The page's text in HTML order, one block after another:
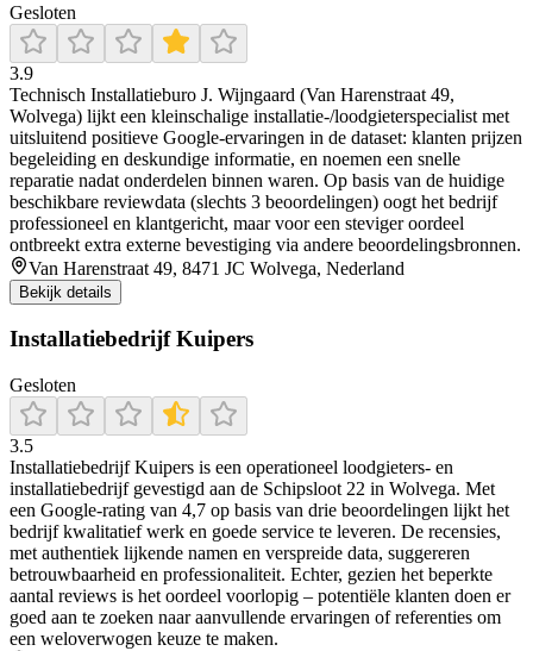
Gesloten
3.9
Technisch Installatieburo J. Wijngaard (Van Harenstraat 49,
Wolvega) lijkt een kleinschalige installatie-/loodgieterspecialist met
uitsluitend positieve Google-ervaringen in de dataset: klanten prijzen
begeleiding en deskundige informatie, en noemen een snelle
reparatie nadat onderdelen binnen waren. Op basis van de huidige
beschikbare reviewdata (slechts 3 beoordelingen) oogt het bedrijf
professioneel en klantgericht, maar voor een steviger oordeel
ontbreekt extra externe bevestiging via andere beoordelingsbronnen.
Van Harenstraat 49, 8471 JC Wolvega, Nederland
Bekijk details
Installatiebedrijf Kuipers
Gesloten
3.5
Installatiebedrijf Kuipers is een operationeel loodgieters- en
installatiebedrijf gevestigd aan de Schipsloot 22 in Wolvega. Met
een Google‑rating van 4,7 op basis van drie beoordelingen lijkt het
bedrijf kwalitatief werk en goede service te leveren. De recensies,
met authentiek lijkende namen en verspreide data, suggereren
betrouwbaarheid en professionaliteit. Echter, gezien het beperkte
aantal reviews is het oordeel voorlopig – potentiële klanten doen er
goed aan te zoeken naar aanvullende ervaringen of referenties om
een weloverwogen keuze te maken.